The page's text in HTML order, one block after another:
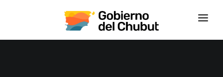
HOME